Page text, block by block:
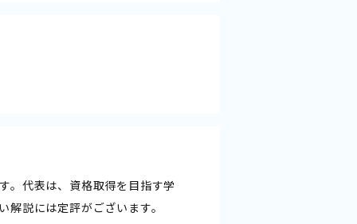
。代表は、資格取得を目指す学
説には定評がございます。